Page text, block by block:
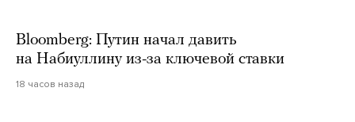
Bloomberg: Путин начал давить
на Набиуллину из-за ключевой ставки
18 часов назад